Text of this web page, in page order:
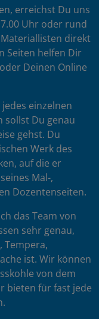
erreichst Du uns
Uhr oder rund
direkt
Seiten helfen Dir
Deinen Online
einzelnen
sollst Du genau
gehst. Du
Werk des
auf die er
Mal-,
Dozentenseiten.
das Team von
sehr genau,
Tempera,
ist. Wir können
von dem
bieten für fast jede